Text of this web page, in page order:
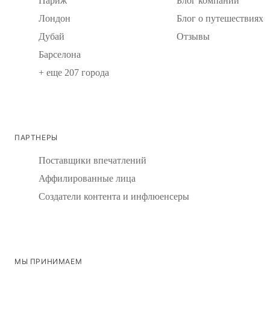
Лондон
Дубай
Барселона
+ еще 207 города
Блог о путешествиях
Отзывы
ПАРТНЕРЫ
Поставщики впечатлений
Аффилированные лица
Создатели контента и инфлюенсеры
МЫ ПРИНИМАЕМ